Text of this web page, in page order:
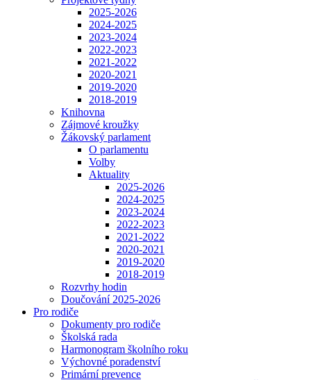
2025-2026
2024-2025
2023-2024
2022-2023
2021-2022
2020-2021
2019-2020
2018-2019
Knihovna
Zájmové kroužky
Žákovský parlament
O parlamentu
Volby
Aktuality
2025-2026
2024-2025
2023-2024
2022-2023
2021-2022
2020-2021
2019-2020
2018-2019
Rozvrhy hodin
Doučování 2025-2026
Pro rodiče
Dokumenty pro rodiče
Školská rada
Harmonogram školního roku
Výchovné poradenství
Primární prevence